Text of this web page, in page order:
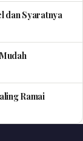
dan Syaratnya
Ramai